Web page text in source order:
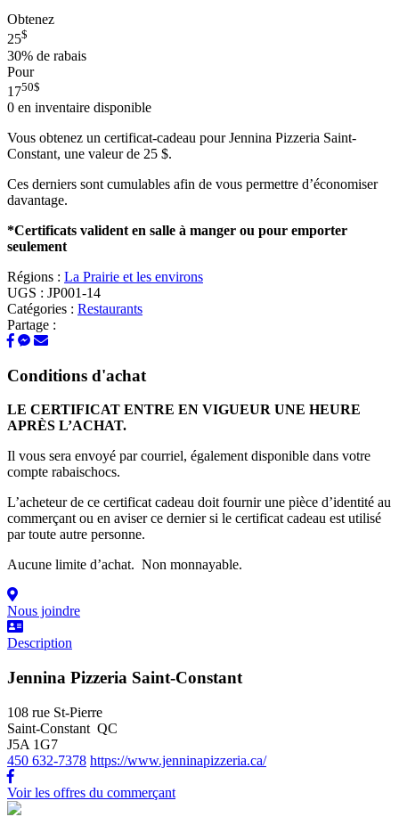
Obtenez
25$
30% de rabais
Pour
1750$
0 en inventaire disponible
Vous obtenez un certificat-cadeau pour Jennina Pizzeria Saint-
Constant, une valeur de 25 $.
Ces derniers sont cumulables afin de vous permettre d’économiser
davantage.
*Certificats valident en salle à manger ou pour emporter
seulement
Régions : La Prairie et les environs
UGS : JP001-14
Catégories : Restaurants
Partage :
Conditions d'achat
LE CERTIFICAT ENTRE EN VIGUEUR UNE HEURE
APRÈS L’ACHAT.
Il vous sera envoyé par courriel, également disponible dans votre
compte rabaischocs.
L’acheteur de ce certificat cadeau doit fournir une pièce d’identité au
commerçant ou en aviser ce dernier si le certificat cadeau est utilisé
par toute autre personne.
Aucune limite d’achat. Non monnayable.
Nous joindre
Description
Jennina Pizzeria Saint-Constant
108 rue St-Pierre
Saint-Constant QC
J5A 1G7
450 632-7378 https://www.jenninapizzeria.ca/
Voir les offres du commerçant